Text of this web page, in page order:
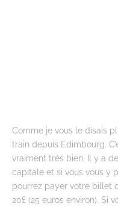
Comme je vous le disais
train depuis Edimbourg.
vraiment très bien. Il y a
capitale et si vous vous y
pourrez payer votre billet
20£ (25 euros environ). Si